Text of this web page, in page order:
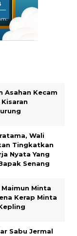
Asahan Kecam
Wali
Tingkatkan
Nyata Yang
Senang
Minta
Kerap Minta
Sabu Jermal